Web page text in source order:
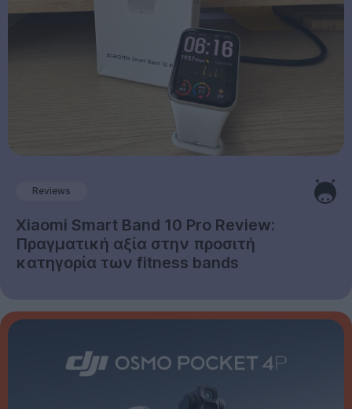
Reviews
Xiaomi Smart Band 10 Pro Review:
Πραγματική αξία στην προσιτή
κατηγορία των fitness bands